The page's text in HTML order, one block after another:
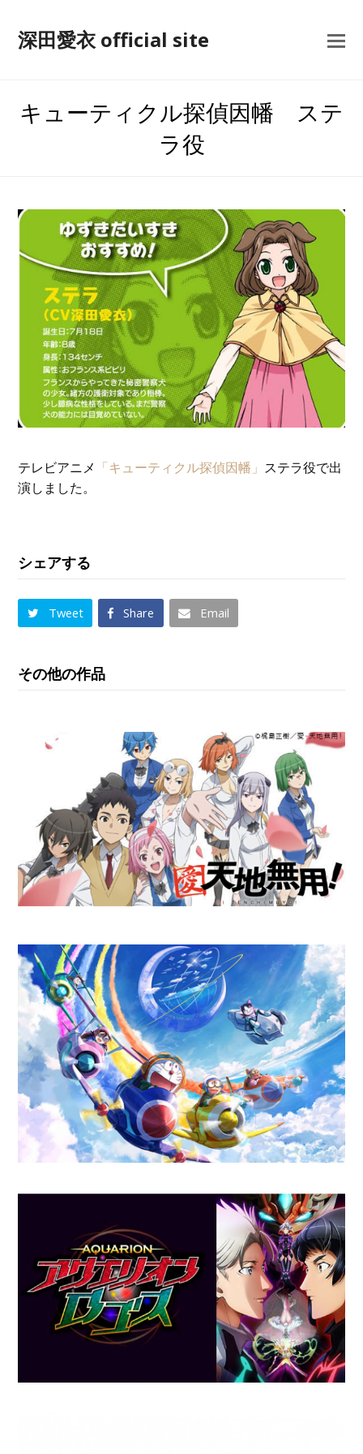
深田愛衣 official site
キューティクル探偵因幡 ステ
ラ役
テレビアニメ 「キューティクル探偵因幡」 ステラ役で出
演しました。
シェアする
Tweet Share Email
その他の作品